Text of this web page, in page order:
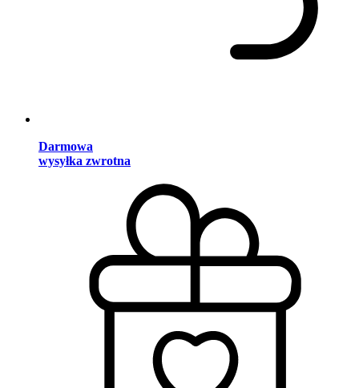
Darmowa
wysyłka zwrotna